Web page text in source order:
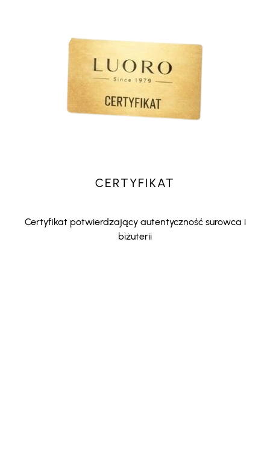
CERTYFIKAT
Certyfikat potwierdzający autentyczność surowca i
biżuterii